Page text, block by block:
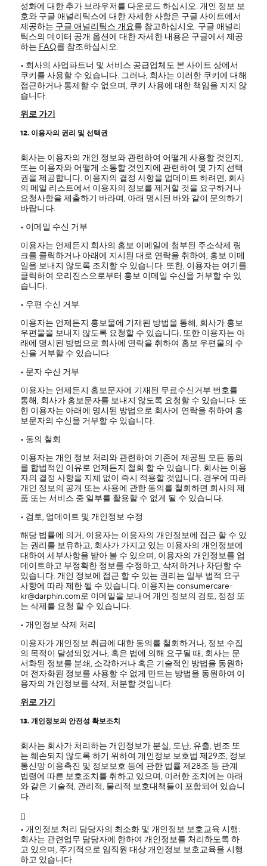
성화에 대한 추가 브라우저를 다운로드 하십시오. 개인 정보 보
호와 구글 애널리틱스에 대한 자세한 사항은 구글 사이트에서
제공하는 구글 애널리틱스 개요를 참고하십시오. 구글 애널리
틱스의 데이터 공개 옵션에 대한 자세한 내용은 구글에서 제공
하는 FAQ를 참조하십시오.
• 회사의 사업파트너 및 서비스 공급업체도 본 사이트 상에서
쿠키를 사용할 수 있습니다. 그러나, 회사는 이러한 쿠키에 대해
접근하거나 통제할 수 없으며, 쿠키 사용에 대한 책임을 지지 않
습니다.
위로 가기
12. 이용자의 권리 및 선택권
회사는 이용자의 개인 정보와 관련하여 어떻게 사용할 것인지,
또는 이용자와 어떻게 소통할 것인지에 관련하여 몇 가지 선택
권을 제공합니다. 이용자의 결정 사항을 업데이트 하려면, 회사
의 메일 리스트에서 이용자의 정보를 제거할 것을 요구하거나
요청사항을 제출하기 바라며, 아래 명시된 바와 같이 문의하기
바랍니다.
• 이메일 수신 거부
이용자는 언제든지 회사의 홍보 이메일에 첨부된 주소삭제 링
크를 클릭하거나 아래에 지시된 대로 연락을 취하여, 홍보 이메
일을 보내지 않도록 조치할 수 있습니다. 또한, 이용자는 여기를
클릭하여 오리진스으로부터 홍보 이메일 수신을 거부할 수 있
습니다.
• 우편 수신 거부
이용자는 언제든지 홍보물에 기재된 방법을 통해, 회사가 홍보
우편물을 보내지 않도록 요청할 수 있습니다. 또한 이용자는 아
래에 명시된 방법으로 회사에 연락을 취하여 홍보 우편물의 수
신을 거부할 수 있습니다.
• 문자 수신 거부
이용자는 언제든지 홍보문자에 기재된 무료수신거부 번호를
통해, 회사가 홍보문자를 보내지 않도록 요청할 수 있습니다. 또
한 이용자는 아래에 명시된 방법으로 회사에 연락을 취하여 홍
보문자의 수신을 거부할 수 있습니다.
• 동의 철회
이용자는 개인 정보 처리와 관련하여 기존에 제공된 모든 동의
를 합법적인 이유로 언제든지 철회 할 수 있습니다. 회사는 이용
자의 결정 사항을 지체 없이 즉시 적용할 것입니다. 경우에 따라
개인 정보의 공개 또는 사용에 관한 동의를 철회하면 회사의 제
품 또는 서비스 중 일부를 활용할 수 없게 될 수 있습니다.
• 검토, 업데이트 및 개인정보 수정
해당 법률에 의거, 이용자는 이용자의 개인정보에 접근 할 수 있
는 권리를 보유하고, 회사가 가지고 있는 이용자의 개인정보에
대하여 세부사항을 받아 볼 수 있으며, 이용자의 개인정보를 업
데이트하고 부정확한 정보를 수정하고, 삭제하거나 차단할 수
있습니다. 개인 정보에 접근 할 수 있는 권리는 일부 법적 요구
사항에 따라 제한 될 수 있습니다. 이용자는 consumercare-
kr@darphin.com로 이메일을 보내어 개인 정보의 검토, 정정 또
는 삭제를 요청 할 수 있습니다.
• 개인정보 삭제 처리
이용자가 개인정보 취급에 대한 동의를 철회하거나, 정보 수집
의 목적이 달성되었거나, 혹은 법에 의해 요구될 때, 회사는 문
서화된 정보를 분쇄, 소각하거나 혹은 기술적인 방법을 동원하
여 전자화된 정보를 사용할 수 없게 만드는 방법을 동원하여 이
용자의 개인정보를 삭제, 처분할 것입니다.
위로 가기
13. 개인정보의 안전성 확보조치
회사는 회사가 처리하는 개인정보가 분실, 도난, 유출, 변조 또
는 훼손되지 않도록 하기 위하여 개인정보 보호법 제29조, 정보
통신망 이용촉진 및 정보보호 등에 관한 법률 제28조 등 관계
법령에 따른 보호조치를 취하고 있으며, 이러한 조치에는 아래
와 같은 기술적, 관리적, 물리적 보호대책들이 포함되어 있습니
다.

• 개인정보 처리 담당자의 최소화 및 개인정보 보호교육 시행:
회사는 관련업무 담당자에 한하여 개인정보를 처리하도록 하
고 있으며, 주기적으로 임직원 대상 개인정보 보호교육을 시행
하고 있습니다.